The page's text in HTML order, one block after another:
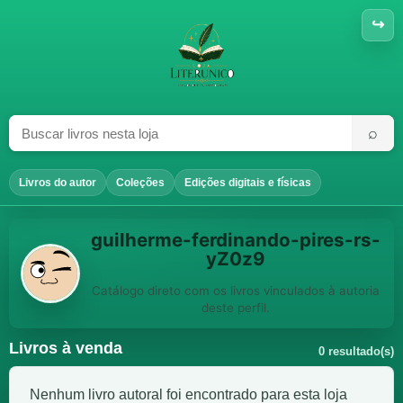
⌕
↪
Livros do autor Coleções Edições digitais e físicas
guilherme-ferdinando-pires-rs-
yZ0z9
Catálogo direto com os livros vinculados à autoria
deste perfil.
Livros à venda 0 resultado(s)
Nenhum livro autoral foi encontrado para esta loja